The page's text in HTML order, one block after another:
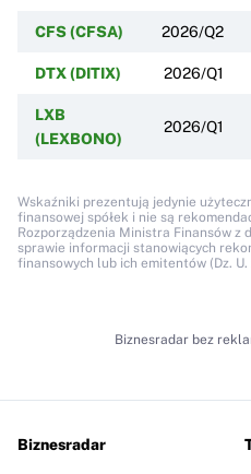
CFS (CFSA) 2026/Q2
DTX (DITIX) 2026/Q1
LXB
(LEXBONO)
2026/Q1
Wskaźniki prezentują jedynie
finansowej spółek i nie są
Rozporządzenia Ministra Finansów z
sprawie informacji stanowiących
finansowych lub ich emitentów (Dz. U.
Biznesradar bez
Biznesradar